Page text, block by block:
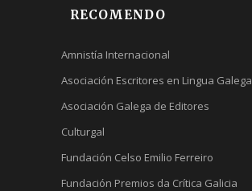
RECOMENDO
Amnistía Internacional
Asociación Escritores en Lingua Galega
Asociación Galega de Editores
Culturgal
Fundación Celso Emilio Ferreiro
Fundación Premios da Crítica Galicia